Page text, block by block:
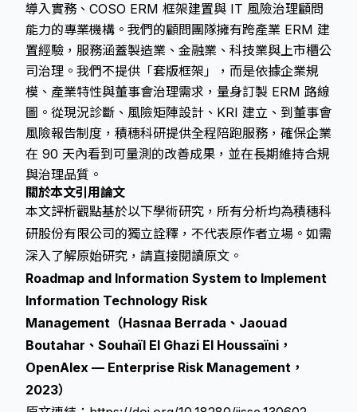
導入實務、COSO ERM 框架建置與 IT 風險治理顧問
能力的專業機構。我們的顧問團隊擁有跨產業 ERM 建
置經驗，服務涵蓋製造業、金融業、科技業與上市櫃公
司治理。我們不提供「套版框架」，而是依據企業規
模、產業特性與董事會治理需求，量身訂製 ERM 路線
圖。從現況診斷、風險矩陣設計、KRI 建立、到董事會
風險報告制度，積穗科研提供全程陪跑服務，確保企業
在 90 天內看到可量測的改善成果，並在長期維持合規
與治理品質。
關於本文引用論文
本文評析觀點基於以下學術研究，所有分析均為積穗科
研股份有限公司的獨立詮釋，不代表原作者立場。如需
深入了解原始研究，請直接閱讀原文。
Roadmap and Information System to Implement
Information Technology Risk
Management（Hasnaa Berrada、Jaouad
Boutahar、Souhaïl El Ghazi El Houssaïni，
OpenAlex — Enterprise Risk Management，
2023）